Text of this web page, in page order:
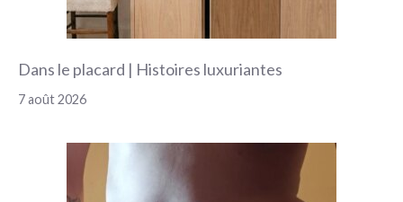
Dans le placard | Histoires luxuriantes
7 août 2026